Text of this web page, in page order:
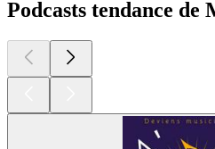
Podcasts tendance de